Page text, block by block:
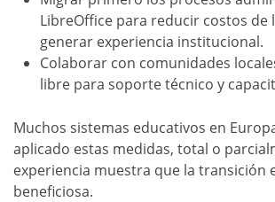
LibreOffice para reducir costos de
generar experiencia institucional.
Colaborar con comunidades
libre para soporte técnico y
Muchos sistemas educativos en
aplicado estas medidas, total o
experiencia muestra que la transición
beneficiosa.